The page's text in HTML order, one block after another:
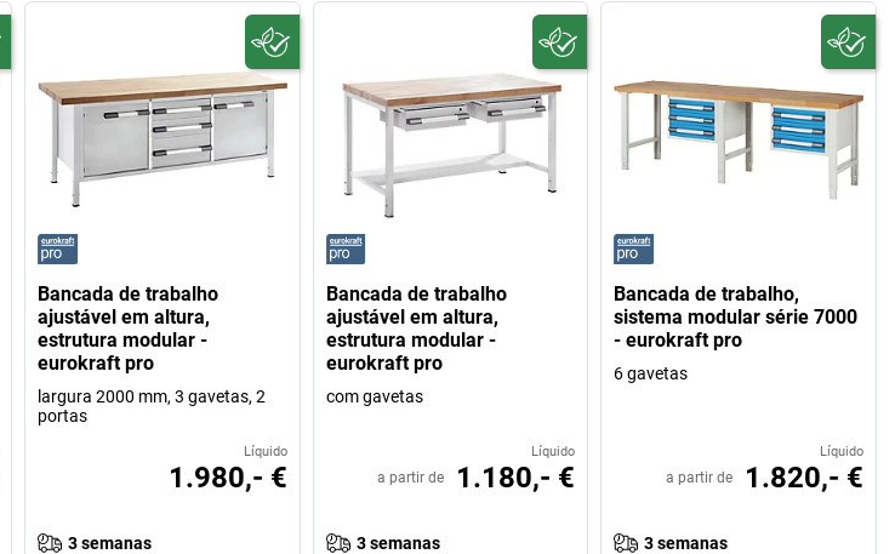
Bancada de trabalho
ajustável em altura,
estrutura modular -
eurokraft pro
largura 2000 mm, 3 gavetas, 2
portas
Líquido
1.980,- €
3 semanas
Bancada de trabalho
ajustável em altura,
estrutura modular -
eurokraft pro
com gavetas
Líquido
a partir de 1.180,- €
3 semanas
Bancada de trabalho,
sistema modular série 7000
- eurokraft pro
6 gavetas
Líquido
a partir de 1.820,- €
3 semanas